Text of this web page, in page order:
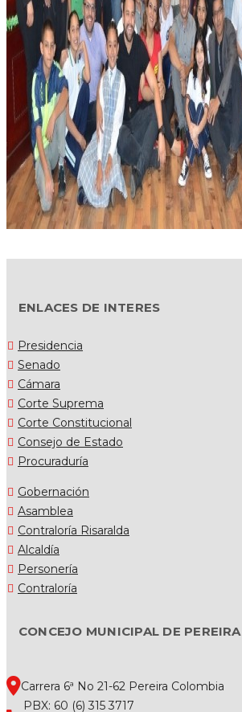
ENLACES DE INTERES
Presidencia
Senado
Cámara
Corte Suprema
Corte Constitucional
Consejo de Estado
Procuraduría
Gobernación
Asamblea
Contraloría Risaralda
Alcaldía
Personería
Contraloría
CONCEJO MUNICIPAL DE PEREIRA
Carrera 6ª No 21-62 Pereira Colombia
PBX: 60 (6) 315 3717